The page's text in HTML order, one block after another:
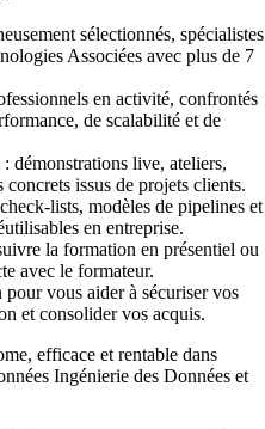
sélectionnés, spécialistes
Associées avec plus de 7
en activité, confrontés
de scalabilité et de
démonstrations live, ateliers,
concrets issus de projets clients.
lists, modèles de pipelines et
en entreprise.
la formation en présentiel ou
avec le formateur.
vous aider à sécuriser vos
et consolider vos acquis.
efficace et rentable dans
Ingénierie des Données et